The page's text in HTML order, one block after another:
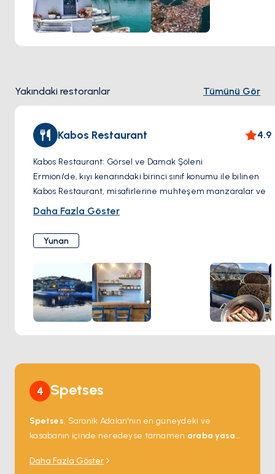
hediyelik eşyalarla dolu bir hazine sandığını sergiliyor. Her
adımda, tarihi meydanlara ve pitoresk sokaklara gizlenmiş
mücevherleri keşfedeceksiniz ve sizi Ermioni Eski Şehrinin
otantik atmosferine dalmaya davet edecek. İster mimariyi
sıcaklık, çekicilik ve zamansız güzellikle dolu unutulmaz bir
deneyim vadediyor.
Yakındaki restoranlar Tümünü Gör
Kabos Restaurant 4.9
Kabos Restaurant: Görsel ve Damak Şöleni
Ermioni'de, kıyı kenarındaki birinci sınıf konumu ile bilinen
Kabos Restaurant, misafirlerine muhteşem manzaralar ve
kusursuz bir yemek deneyimi sunuyor. Bu restoran, taze
tanınıyor. Konuklar hatta tercih ettikleri balığı seçerek,
sevdikleri şekilde pişirilmesini sağlayabiliyor. Kabos'ta
servis, samimi ve ilgili olup, restoranın genel olarak sıcak
atmosferine katkıda bulunuyor. Kabos Restaurant, ortamın
yemeğin tadını daha da zenginleştirdiği, güzel bir arka
plana karşı Yunanistan'ın lezzetlerini tatmak isteyen
herkes için unutulmaz bir ziyaret olacak bir mekan.
Daha Fazla Göster
Yunan
4 Spetses
Spetses, Saronik Adaları'nın en güneydeki ve
kasabanın içinde neredeyse tamamen araba yasağı
arabayla, skuterla veya yürüyerek olduğu anlamına
Daha Fazla Göster